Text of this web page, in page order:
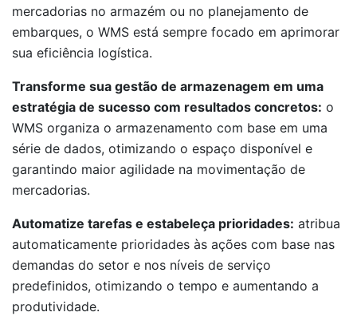
mercadorias no armazém ou no planejamento de
embarques, o WMS está sempre focado em aprimorar
sua eficiência logística.
Transforme sua gestão de armazenagem em uma
estratégia de sucesso com resultados concretos: o
WMS organiza o armazenamento com base em uma
série de dados, otimizando o espaço disponível e
garantindo maior agilidade na movimentação de
mercadorias.
Automatize tarefas e estabeleça prioridades: atribua
automaticamente prioridades às ações com base nas
demandas do setor e nos níveis de serviço
predefinidos, otimizando o tempo e aumentando a
produtividade.